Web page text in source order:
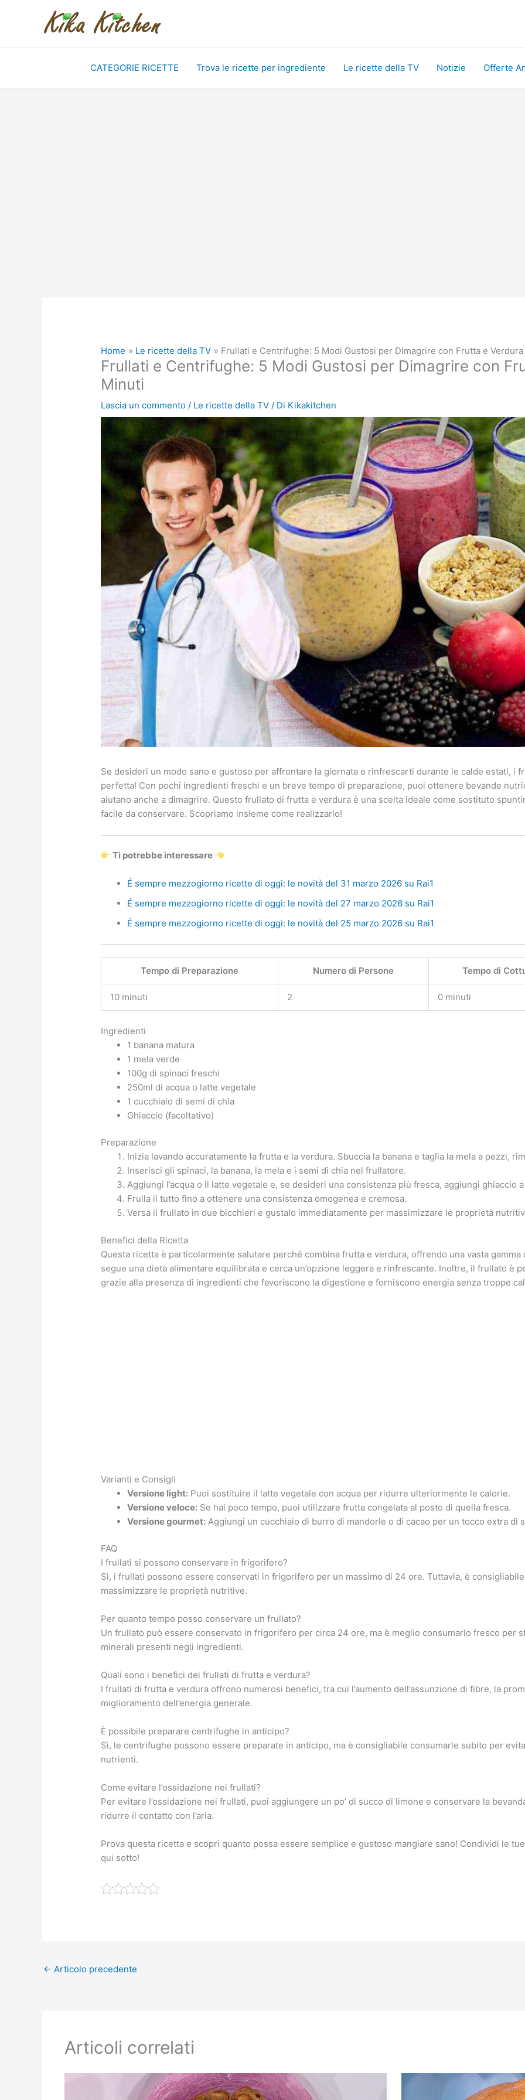
CATEGORIE RICETTE Trova le ricette per ingrediente Le ricette della TV Notizie Offerte
Home Le ricette della TV Frullati e Centrifughe: 5 Modi Gustosi per Dimagrire con Frutta e
Frullati e Centrifughe: 5 Modi Gustosi per Dimagrire con
Minuti
Lascia un commento / Le ricette della TV / Di Kikakitchen
Se desideri un modo sano e gustoso per affrontare la giornata o rinfrescarti durante le calde estati, i
perfetta! Con pochi ingredienti freschi e un breve tempo di preparazione, puoi ottenere bevande
aiutano anche a dimagrire. Questo frullato di frutta e verdura è una scelta ideale come sostituto
facile da conservare. Scopriamo insieme come realizzarlo!
Ti potrebbe interessare
É sempre mezzogiorno ricette di oggi: le novità del 31 marzo 2026 su Rai1
É sempre mezzogiorno ricette di oggi: le novità del 27 marzo 2026 su Rai1
É sempre mezzogiorno ricette di oggi: le novità del 25 marzo 2026 su Rai1
Tempo di Preparazione Numero di Persone Tempo di
10 minuti 2 0 minuti
Ingredienti
1 banana matura
1 mela verde
100g di spinaci freschi
250ml di acqua o latte vegetale
1 cucchiaio di semi di chia
Ghiaccio (facoltativo)
Preparazione
Inizia lavando accuratamente la frutta e la verdura. Sbuccia la banana e taglia la mela a pezzi,
Inserisci gli spinaci, la banana, la mela e i semi di chia nel frullatore.
Aggiungi l’acqua o il latte vegetale e, se desideri una consistenza più fresca, aggiungi ghiaccio
Frulla il tutto fino a ottenere una consistenza omogenea e cremosa.
Versa il frullato in due bicchieri e gustalo immediatamente per massimizzare le proprietà
Benefici della Ricetta
Questa ricetta è particolarmente salutare perché combina frutta e verdura, offrendo una vasta
segue una dieta alimentare equilibrata e cerca un’opzione leggera e rinfrescante. Inoltre, il frullato è
grazie alla presenza di ingredienti che favoriscono la digestione e forniscono energia senza troppe
Varianti e Consigli
Versione light: Puoi sostituire il latte vegetale con acqua per ridurre ulteriormente le calorie.
Versione veloce: Se hai poco tempo, puoi utilizzare frutta congelata al posto di quella fresca.
Versione gourmet: Aggiungi un cucchiaio di burro di mandorle o di cacao per un tocco extra di
FAQ
I frullati si possono conservare in frigorifero?
Sì, i frullati possono essere conservati in frigorifero per un massimo di 24 ore. Tuttavia, è
massimizzare le proprietà nutritive.
Per quanto tempo posso conservare un frullato?
Un frullato può essere conservato in frigorifero per circa 24 ore, ma è meglio consumarlo fresco per
minerali presenti negli ingredienti.
Quali sono i benefici dei frullati di frutta e verdura?
I frullati di frutta e verdura offrono numerosi benefici, tra cui l’aumento dell’assunzione di fibre, la
miglioramento dell’energia generale.
È possibile preparare centrifughe in anticipo?
Sì, le centrifughe possono essere preparate in anticipo, ma è consigliabile consumarle subito per
nutrienti.
Come evitare l’ossidazione nei frullati?
Per evitare l’ossidazione nei frullati, puoi aggiungere un po’ di succo di limone e conservare la
ridurre il contatto con l’aria.
Prova questa ricetta e scopri quanto possa essere semplice e gustoso mangiare sano! Condividi le
qui sotto!
← Articolo precedente
Articoli correlati